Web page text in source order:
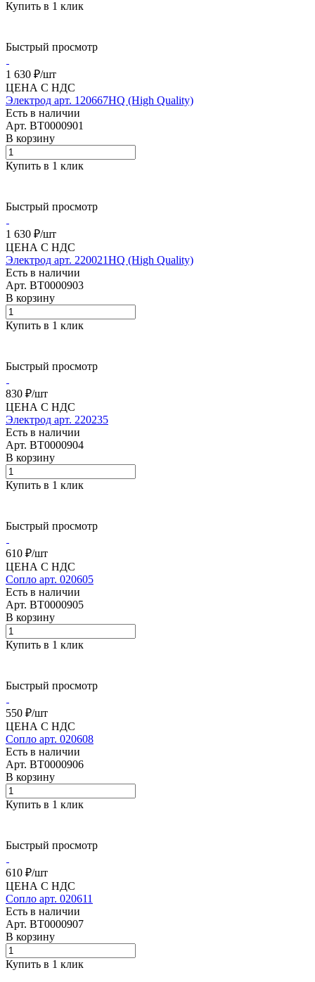
Купить в 1 клик
Быстрый просмотр
1 630 ₽/шт
ЦЕНА С НДС
Электрод арт. 120667HQ (High Quality)
Есть в наличии
Арт. BT0000901
В корзину
Купить в 1 клик
Быстрый просмотр
1 630 ₽/шт
ЦЕНА С НДС
Электрод арт. 220021HQ (High Quality)
Есть в наличии
Арт. BT0000903
В корзину
Купить в 1 клик
Быстрый просмотр
830 ₽/шт
ЦЕНА С НДС
Электрод арт. 220235
Есть в наличии
Арт. BT0000904
В корзину
Купить в 1 клик
Быстрый просмотр
610 ₽/шт
ЦЕНА С НДС
Сопло арт. 020605
Есть в наличии
Арт. BT0000905
В корзину
Купить в 1 клик
Быстрый просмотр
550 ₽/шт
ЦЕНА С НДС
Сопло арт. 020608
Есть в наличии
Арт. BT0000906
В корзину
Купить в 1 клик
Быстрый просмотр
610 ₽/шт
ЦЕНА С НДС
Сопло арт. 020611
Есть в наличии
Арт. BT0000907
В корзину
Купить в 1 клик